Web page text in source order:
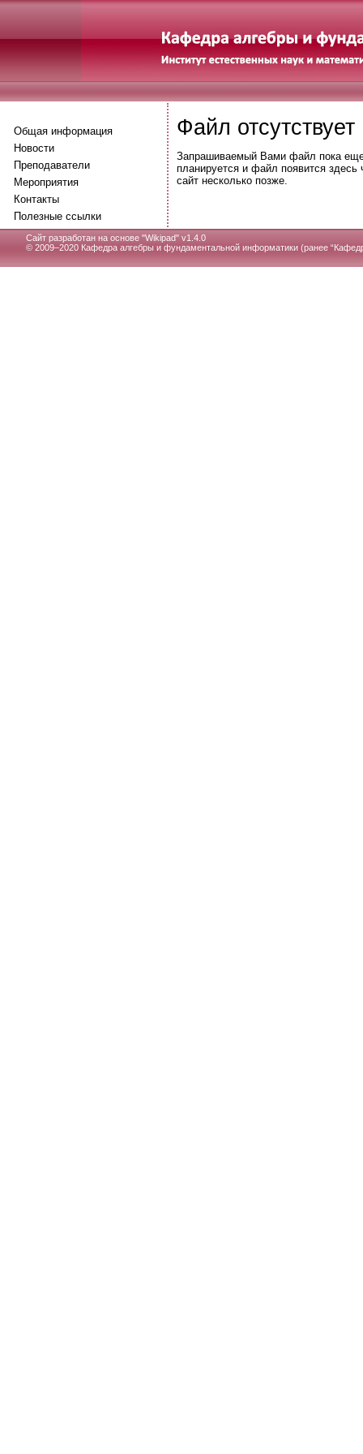
Общая информация
Новости
Преподаватели
Мероприятия
Контакты
Полезные ссылки
Файл отсутствует
Запрашиваемый Вами файл пока
планируется и файл появится здесь
сайт несколько позже.
Сайт разработан на основе "Wikipad" v1.4.0
© 2009–2020 Кафедра алгебры и фундаментальной информатики (ранее